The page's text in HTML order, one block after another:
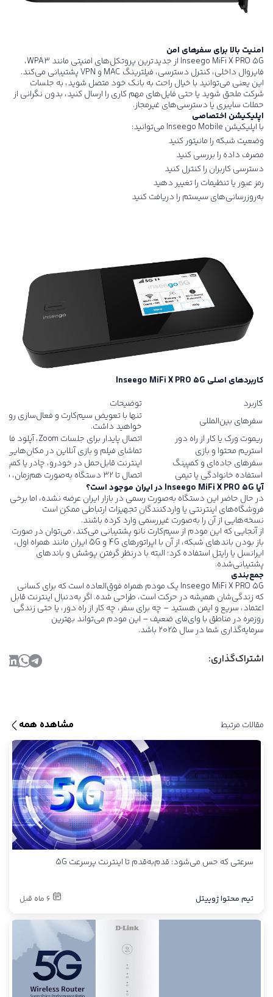
امنیت بالا برای سفرهای امن
Inseego MiFi X PRO 5G
از جدیدترین پروتکل‌های امنیتی مانند WPA3،
فایروال داخلی، کنترل دسترسی، فیلترینگ MAC و VPN پشتیبانی می‌کند.
این یعنی می‌توانید با خیال راحت به بانک خود متصل شوید، به جلسات
شرکت ملحق شوید یا حتی فایل‌های مهم کاری را ارسال کنید، بدون نگرانی از
حملات سایبری یا دسترسی‌های غیرمجاز.
اپلیکیشن اختصاصی
با اپلیکیشن Inseego Mobile می‌توانید:
وضعیت شبکه را مانیتور کنید
مصرف داده را بررسی کنید
دسترسی کاربران را کنترل کنید
رمز عبور یا تنظیمات را تغییر دهید
به‌روزرسانی‌های سیستم را دریافت کنید
کاربردهای اصلی Inseego MiFi X PRO 5G
کاربرد
توضیحات
سفرهای بین‌المللی
تنها با تعویض سیم‌کارت و فعال‌سازی
خواهید داشت.
ریموت ورک یا کار از راه دور
اتصال پایدار برای جلسات Zoom، آپلود فایل و کارهای روزمره شرکتی.
استریم محتوا و بازی
تماشای فیلم و بازی آنلاین در
سفرهای جاده‌ای و کمپینگ
اینترنت قابل‌حمل در خودرو، چادر یا کمپر.
استفاده خانوادگی یا تیمی
اتصال تا ۳۲ دستگاه به‌صورت هم‌زمان، بدون نیاز به روترهای ثابت.
آیا Inseego MiFi X PRO 5G در ایران موجود است؟
در حال حاضر این دستگاه به‌صورت رسمی در بازار ایران عرضه نشده، اما برخی
فروشگاه‌های اینترنتی یا واردکنندگان تجهیزات ارتباطی ممکن است
نسخه‌هایی از آن را به‌صورت غیررسمی وارد کرده باشند.
از آنجایی که این مودم از سیم‌کارت نانو پشتیبانی می‌کند، می‌توان در صورت
باز بودن باندهای شبکه، از آن با اپراتورهای 4G و 5G ایران مانند همراه اول،
ایرانسل یا رایتل استفاده کرد؛ البته با درنظر گرفتن پوشش و باندهای
پشتیبانی‌شده.
جمع‌بندی
Inseego MiFi X PRO 5G یک مودم همراه فوق‌العاده است که برای کسانی
که زندگی‌شان همیشه در حرکت است، طراحی شده. اگر به‌دنبال اینترنت قابل
اعتماد، سریع و ایمن هستید – چه برای سفر، چه کار از راه دور، یا حتی زندگی
روزمره در مناطق با وای‌فای ضعیف – این مودم می‌تواند بهترین
سرمایه‌گذاری شما در سال ۲۰۲۵ باشد.
اشتراک‌گذاری:
مقالات مرتبط مشاهده همه
سرعتی که حس می‌شود: قدم‌به‌قدم تا اینترنت پرسرعت 5G
تیم محتوا ژوپیتل 6 ماه قبل